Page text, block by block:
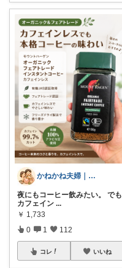
かねかね夫婦｜生活費を下げる楽天ROOM
夜にもコーヒー飲みたい。 でも
カフェイン ...
￥ 1,733
0 1 112
コレ いいね